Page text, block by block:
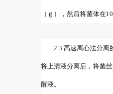
（ｇ），然后将菌体在
2.3 高速离心法分离
将上清液分离后，将菌
酵液。